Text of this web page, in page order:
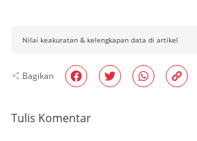
Nilai keakuratan & kelengkapan data di artikel
Bagikan
Tulis Komentar